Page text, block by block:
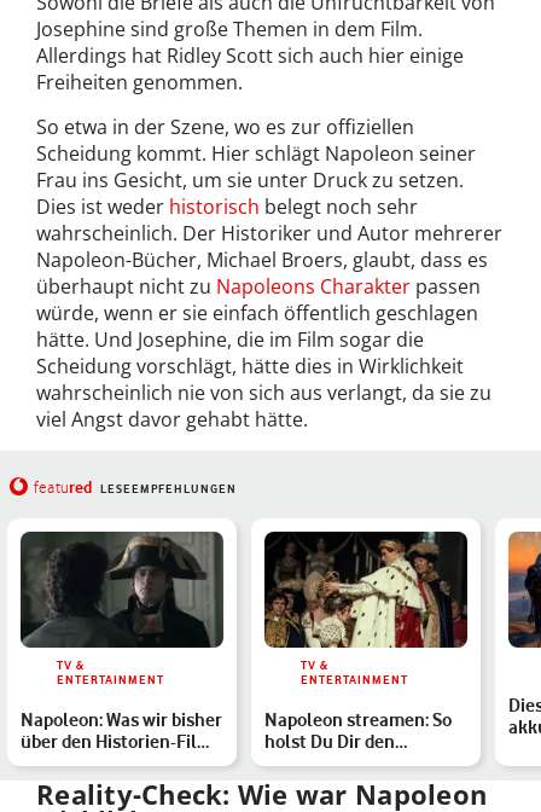
Josephine sind große Themen in dem Film.
Allerdings hat Ridley Scott sich auch hier einige
Freiheiten genommen.
So etwa in der Szene, wo es zur offiziellen
Scheidung kommt. Hier schlägt Napoleon seiner
Frau ins Gesicht, um sie unter Druck zu setzen.
Dies ist weder historisch belegt noch sehr
wahrscheinlich. Der Historiker und Autor mehrerer
Napoleon-Bücher, Michael Broers, glaubt, dass es
überhaupt nicht zu Napoleons Charakter passen
würde, wenn er sie einfach öffentlich geschlagen
hätte. Und Josephine, die im Film sogar die
Scheidung vorschlägt, hätte dies in Wirklichkeit
wahrscheinlich nie von sich aus verlangt, da sie zu
viel Angst davor gehabt hätte.
featured LESEEMPFEHLUNGEN
TV &
ENTERTAINMENT
Napoleon: Was wir bisher
über den Historien-Film
mit Joaquin Phoe…
TV &
ENTERTAINMENT
Napoleon streamen: So
holst Du Dir den
Historienfilm von 2023
ins…
Reality-Check: Wie war Napoleon